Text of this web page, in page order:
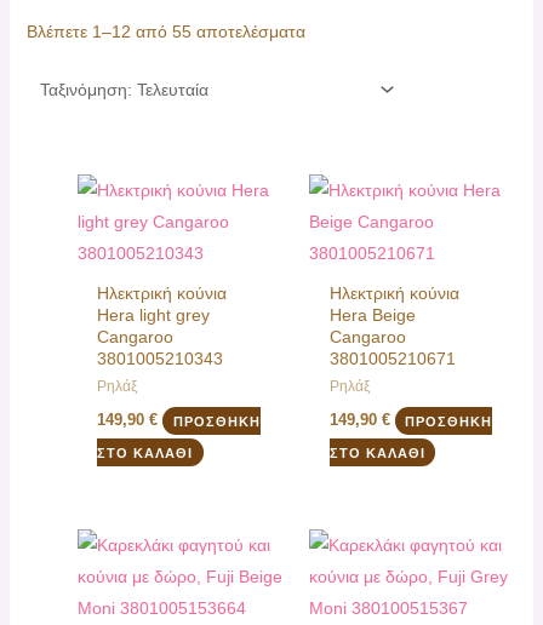
Βλέπετε 1–12 από 55 αποτελέσματα
Ηλεκτρική κούνια
Hera light grey
Cangaroo
3801005210343
Ρηλάξ
149,90€ ΠΡΟΣΘΉΚΗ
ΣΤΟ ΚΑΛΆΘΙ
Ηλεκτρική κούνια
Hera Beige
Cangaroo
3801005210671
Ρηλάξ
149,90 € ΠΡΟΣΘΉΚΗ
ΣΤΟ ΚΑΛΆΘΙ